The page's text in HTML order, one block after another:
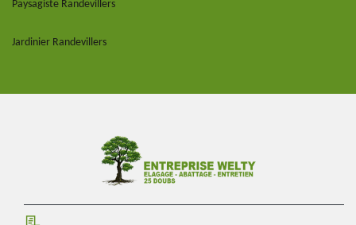
Paysagiste Randevillers
Jardinier Randevillers